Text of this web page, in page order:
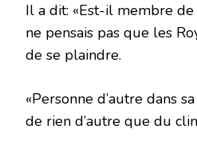
Il a dit: «Est-il membre
ne pensais pas que les
de se plaindre.
«Personne d’autre dans
de rien d’autre que du